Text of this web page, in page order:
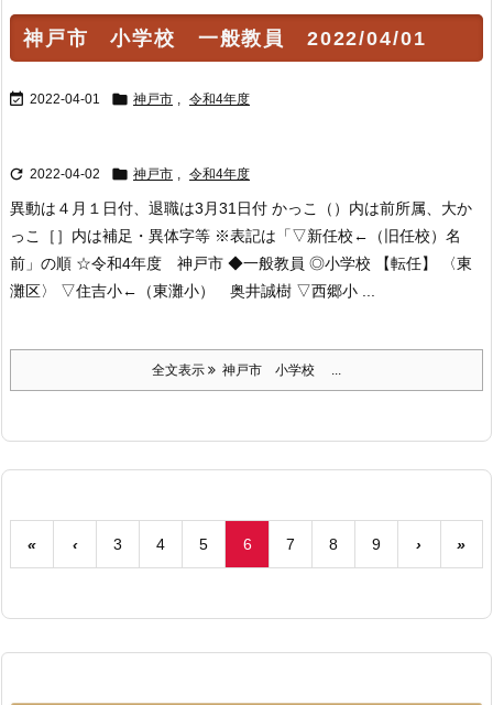
神戸市 小学校 一般教員 2022/04/01
 2022-04-01  神戸市 , 令和4年度
 2022-04-02  神戸市 , 令和4年度
異動は４月１日付、退職は3月31日付 かっこ（）内は前所属、大か
っこ［］内は補足・異体字等 ※表記は「▽新任校←（旧任校）名
前」の順 ☆令和4年度 神戸市 ◆一般教員 ◎小学校 【転任】 〈東
灘区〉 ▽住吉小←（東灘小） 奥井誠樹 ▽西郷小 ...
全文表示 神戸市 小学校 ...
« ‹ 3 4 5 6 7 8 9 › »